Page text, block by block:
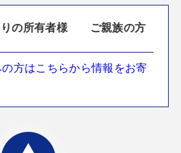
りの所有者様 ご親族の方
方はこちらから情報をお寄